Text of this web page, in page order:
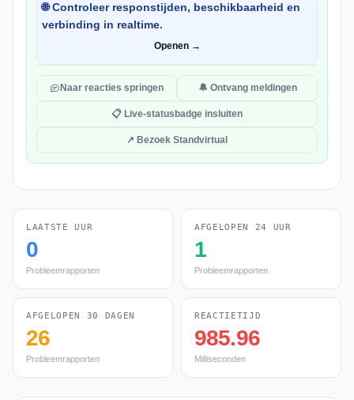
🌐 Controleer responstijden, beschikbaarheid en
verbinding in realtime.
Openen →
Naar reacties springen 🔔 Ontvang meldingen
📋 Live-statusbadge insluiten
↗ Bezoek Standvirtual
LAATSTE UUR
0
Probleemrapporten
AFGELOPEN 24 UUR
1
Probleemrapporten
AFGELOPEN 30 DAGEN
26
Probleemrapporten
REACTIETIJD
985.96
Milliseconden